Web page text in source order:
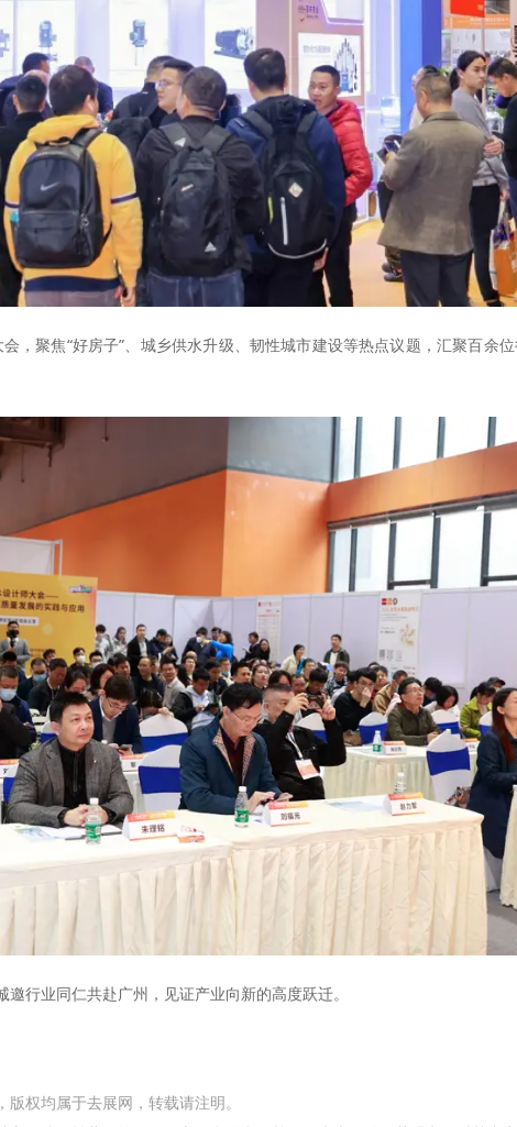
，聚焦“好房子”、城乡供水升级、韧性城市建设等热点议题，汇聚百余
行业同仁共赴广州，见证产业向新的高度跃迁。
权均属于去展网，转载请注明。